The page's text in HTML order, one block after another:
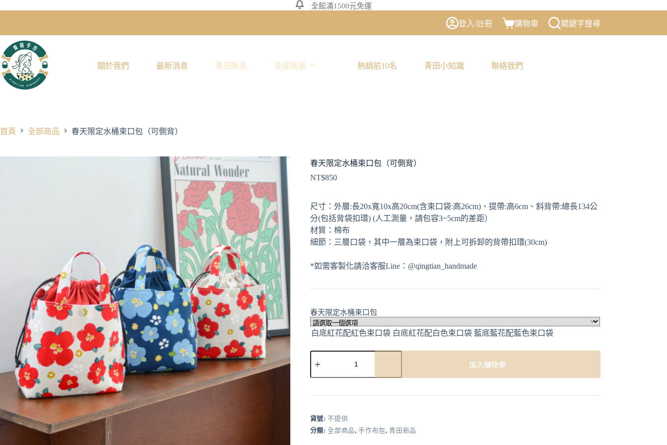
全館滿1500元免運
登入/註冊 購物車 關鍵字搜尋
關於我們 最新消息 青田新品 全部商品 熱銷前10名 青田小知識 聯絡我們
首頁 全部商品 春天限定水桶束口包（可側背）
春天限定水桶束口包（可側背）
NT$850
尺寸：外層:長20x寬10x高20cm(含束口袋:高26cm)、提帶:高6cm、斜背帶:總長134公
分(包括背袋扣環) (人工測量，請包容3~5cm的差距）
材質：棉布
細節：三層口袋，其中一層為束口袋，附上可拆卸的背帶扣環(30cm)
*如需客製化請洽客服Line：@qingtian_handmade
春天限定水桶束口包
加入購物車
r
n
a
貨號:不提供
分類:全部商品,手作布包,青田新品